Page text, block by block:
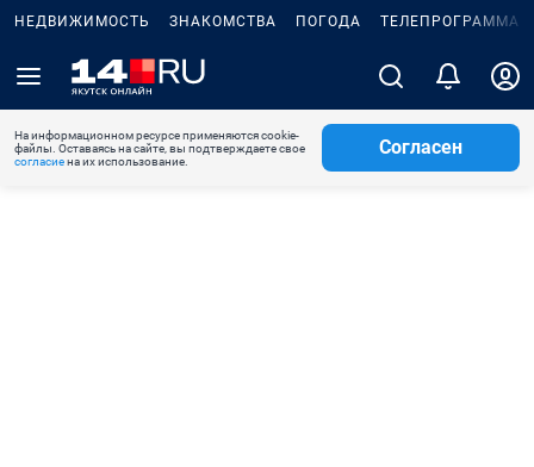
НЕДВИЖИМОСТЬ ЗНАКОМСТВА ПОГОДА ТЕЛЕПРОГРАММА
На информационном ресурсе применяются cookie-
файлы. Оставаясь на сайте, вы подтверждаете свое
согласиена их использование.
Согласен